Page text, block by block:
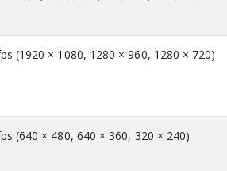
(1920 × 1080, 1280 × 960, 1280 × 720)
(640 × 480, 640 × 360, 320 × 240)